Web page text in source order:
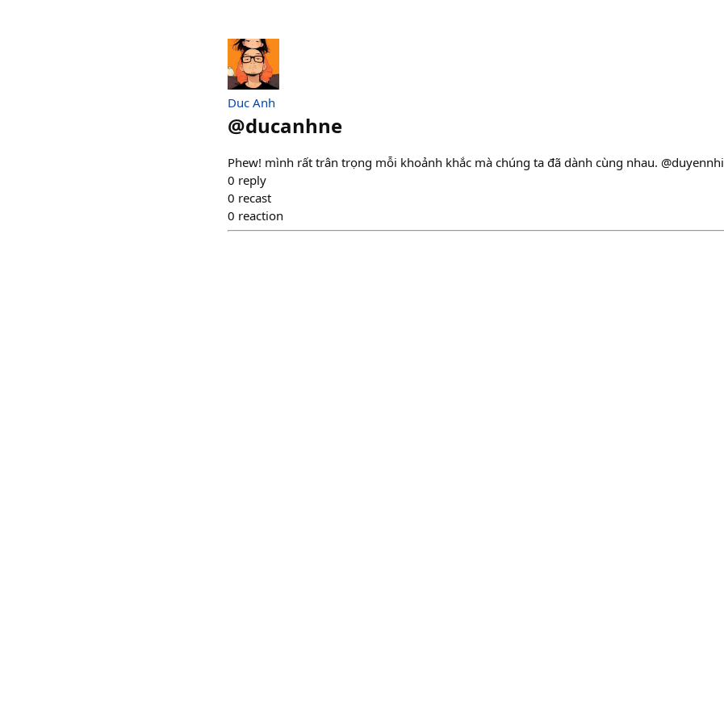
Duc Anh
@ducanhne
Phew! mình rất trân trọng mỗi khoảnh khắc mà chúng ta đã dành cùng nhau. @duyennhi
0 reply
0 recast
0 reaction